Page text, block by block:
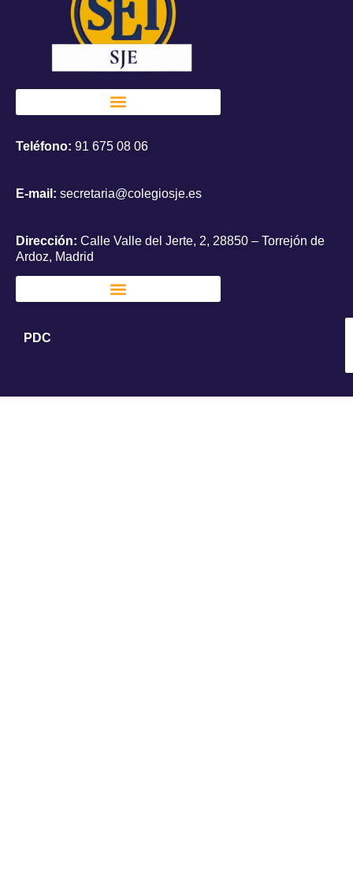
Teléfono: 91 675 08 06
E-mail: secretaria@colegiosje.es
Dirección: Calle Valle del Jerte, 2, 28850 – Torrejón de
Ardoz, Madrid
PDC